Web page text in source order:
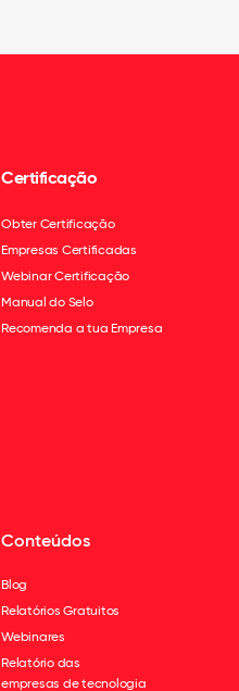
Certificação
Obter Certificação
Empresas Certificadas
Webinar Certificação
Manual do Selo
Recomenda a tua Empresa
Conteúdos
Blog
Relatórios Gratuitos
Webinares
Relatório das
empresas de tecnologia